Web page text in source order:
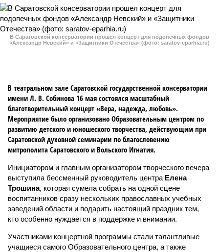
В Саратовской консерватории прошел концерт для подопечных фондов
«Александр Невский» и «Защитники Отечества» (фото: saratov-eparhia.ru)
В театральном зале Саратовской государственной консерватории
имени Л. В. Собинова 16 мая состоялся масштабный
благотворительный концерт «Вера, надежда, любовь».
Мероприятие было организовано Образовательным центром по
развитию детского и юношеского творчества, действующим при
Саратовской духовной семинарии по благословению
митрополита Саратовского и Вольского Игнатия.
Инициатором и главным организатором творческого вечера
выступила бессменный руководитель центра Елена
Трошина, которая сумела собрать на одной сцене
воспитанников сразу нескольких православных учебных
заведений области и подарить настоящий праздник тем,
кто особенно нуждается в поддержке и внимании.
Участниками концертной программы стали талантливые
учащиеся самого Образовательного центра, а также